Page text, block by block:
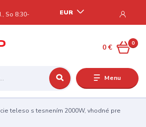
Menu
EUR
So 8:30-
0
0 €
teleso s tesnením 2000W, vhodné pre